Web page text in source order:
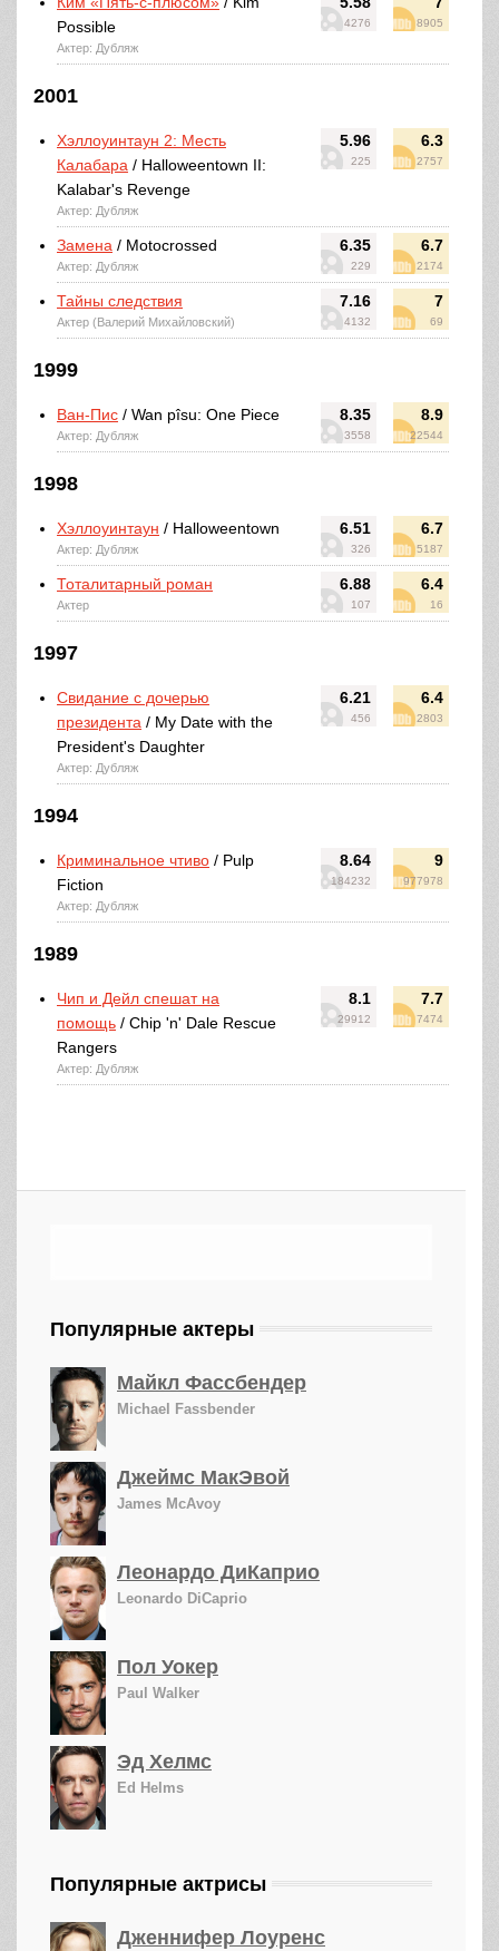
4276 8905
Possible
Актер: Дубляж
2001
5.96
225
6.3
2757
Хэллоуинтаун 2: Месть
Калабара / Halloweentown II:
Kalabar's Revenge
Актер: Дубляж
6.35
229
6.7
2174
Замена / Motocrossed
Актер: Дубляж
7.16
4132
7
69
Тайны следствия
Актер (Валерий Михайловский)
1999
8.35
3558
8.9
22544
Ван-Пис / Wan pîsu: One Piece
Актер: Дубляж
1998
6.51
326
6.7
5187
Хэллоуинтаун / Halloweentown
Актер: Дубляж
6.88
107
6.4
16
Тоталитарный роман
Актер
1997
6.21
456
6.4
2803
Свидание с дочерью
президента / My Date with the
President's Daughter
Актер: Дубляж
1994
8.64
184232
9
977978
Криминальное чтиво / Pulp
Fiction
Актер: Дубляж
1989
8.1
29912
7.7
7474
Чип и Дейл спешат на
помощь / Chip 'n' Dale Rescue
Rangers
Актер: Дубляж
Популярные актеры
Майкл Фассбендер
Michael Fassbender
Джеймс МакЭвой
James McAvoy
Леонардо ДиКаприо
Leonardo DiCaprio
Пол Уокер
Paul Walker
Эд Хелмс
Ed Helms
Популярные актрисы
Дженнифер Лоуренс